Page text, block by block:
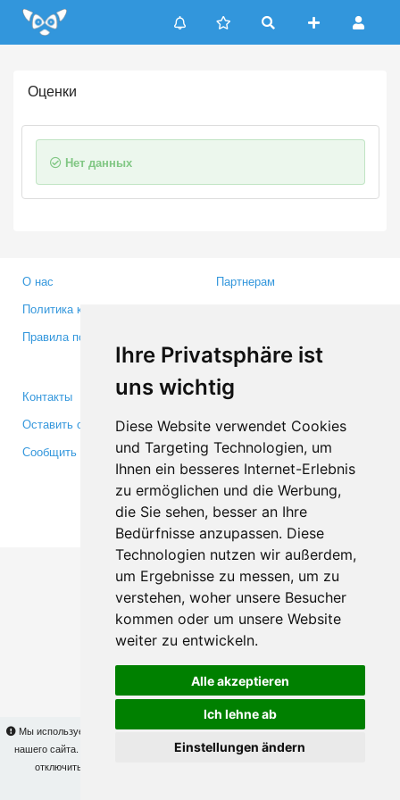
Ihre Privatsphäre ist
uns wichtig
Diese Website verwendet Cookies
und Targeting Technologien, um
Ihnen ein besseres Internet-Erlebnis
zu ermöglichen und die Werbung,
die Sie sehen, besser an Ihre
Bedürfnisse anzupassen. Diese
Technologien nutzen wir außerdem,
um Ergebnisse zu messen, um zu
verstehen, woher unsere Besucher
kommen oder um unsere Website
weiter zu entwickeln.
Alle akzeptieren
Ich lehne ab
Einstellungen ändern
Update cookies preferences
Мы используем cookies для того, чтобы Вы могли использовать весь функционал
нашего сайта. На
Вы сможете узнать подробности и, при желании,
отключить использование cookies. Продолжая пользоваться сайтом, Вы
Оценки
Нет данных
О нас
Политика конфиденциальности
Правила пользования
Партнерам
Медиа
Контакты
Оставить отзыв
Сообщить об ошибке
Facebook
Twitter
YouTube
Google+
Makis© Copyright 2026